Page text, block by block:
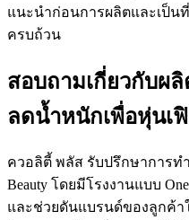
แนะนำก่อนการผลิตและเป็น
ครบถ้วน
สอบถามเกี่ยวกับผ
ลดน้ำหนักเพื่อหุ่นเ
ควอลิตี้ พลัส รับปรึกษาการ
Beauty โดยมีโรงงานแบบ
และช่วยดันแบรนด์ของลูกค้า